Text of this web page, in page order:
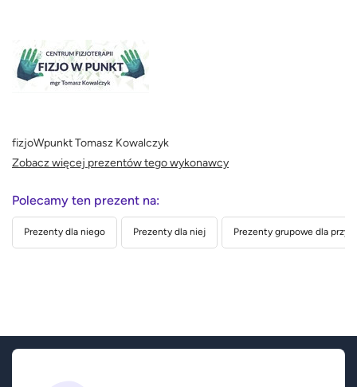
fizjoWpunkt Tomasz Kowalczyk
Zobacz więcej prezentów tego wykonawcy
Polecamy ten prezent na:
Prezenty dla niego Prezenty dla niej Prezenty grupowe dla